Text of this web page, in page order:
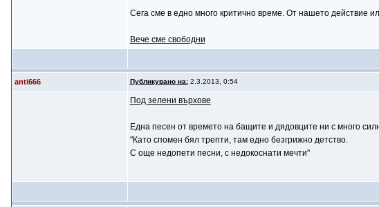
Сега сме в едно много критично време. От нашето действие
Вече сме свободни
anti666 Публикувано на:2.3.2013, 0:54
Под зелени върхове
Една песен от времето на бащите и дядовците ни с много
"Като спомен бял трепти, там едно безгрижно детство.
С още недопети песни, с недокоснати мечти"